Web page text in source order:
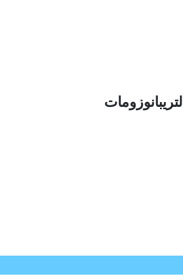
التريبانوزومات